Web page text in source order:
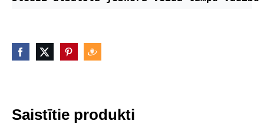
Saistītie produkti